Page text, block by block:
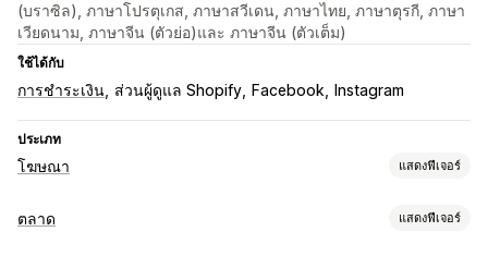
(บราซิล), ภาษาโปรตุเกส, ภาษาสวีเดน, ภาษาไทย, ภาษาตุรกี, ภาษา
เวียดนาม, ภาษาจีน (ตัวย่อ)และ ภาษาจีน (ตัวเต็ม)
ใช้ได้กับ
การชำระเงิน ส่วนผู้ดูแล Shopify Facebook Instagram
ประเภท
โฆษณา แสดงฟีเจอร์
การกำหนดเป้าหมาย
ตลาด แสดงฟีเจอร์